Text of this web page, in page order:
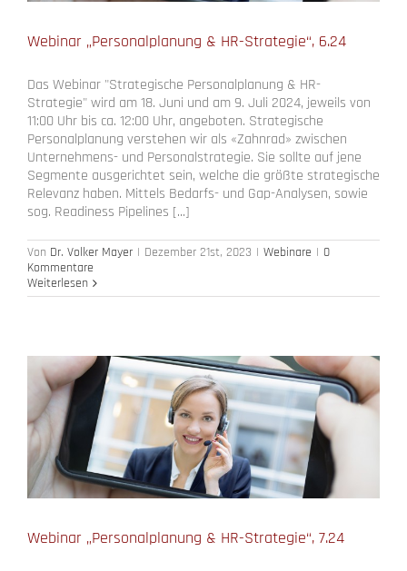
Webinar „Personalplanung & HR-Strategie“, 6.24
Das Webinar "Strategische Personalplanung & HR-
Strategie" wird am 18. Juni und am 9. Juli 2024, jeweils von
11:00 Uhr bis ca. 12:00 Uhr, angeboten. Strategische
Personalplanung verstehen wir als «Zahnrad» zwischen
Unternehmens- und Personalstrategie. Sie sollte auf jene
Segmente ausgerichtet sein, welche die größte strategische
Relevanz haben. Mittels Bedarfs- und Gap-Analysen, sowie
sog. Readiness Pipelines [...]
Von Dr. Volker Mayer | Dezember 21st, 2023 | Webinare | 0
Kommentare
Weiterlesen
Webinar „Personalplanung & HR-Strategie“, 7.24